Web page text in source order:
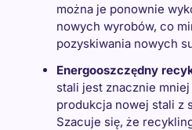
można je ponownie
nowych wyrobów, co
pozyskiwania nowych
Energooszczędny
stali jest znacznie
produkcja nowej stali z
Szacuje się, że